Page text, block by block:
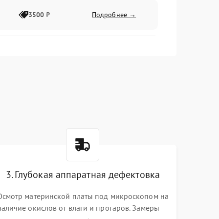
3500 ₽ Подробнее →
3000 ₽ Подробнее →
3. Глубокая аппаратная дефектовка
материнской платы под микроскопом на
окислов от влаги и прогаров. Замеры